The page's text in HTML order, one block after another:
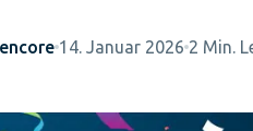
14. Januar 2026 2 Min.